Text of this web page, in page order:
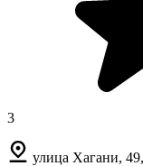
3
улица Хагани,